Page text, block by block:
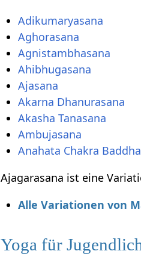
Adikumaryasana
Aghorasana
Agnistambhasana
Ahibhugasana
Ajasana
Akarna Dhanurasana
Akasha Tanasana
Ambujasana
Anahata Chakra
Ajagarasana ist eine
Alle Variationen von
Yoga für